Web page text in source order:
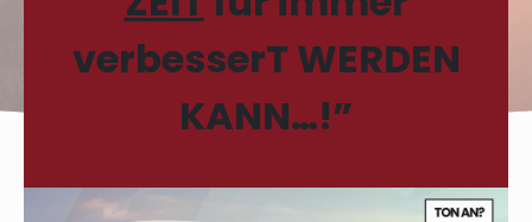
verbesserT WERDEN
KANN…!”